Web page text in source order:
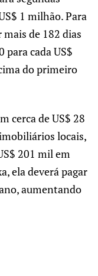
1 milhão. Para
de 182 dias
para cada US$
do primeiro
cerca de US$ 28
locais,
201 mil em
ela deverá pagar
aumentando